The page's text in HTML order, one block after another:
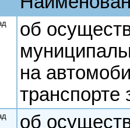
об
на
транспорте
об